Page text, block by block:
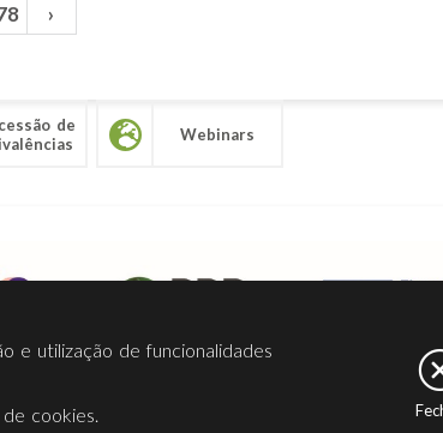
›
de
Webinars
Facebook
e utilização de funcionalidades
cookies.